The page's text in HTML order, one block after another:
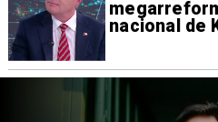
nacional de